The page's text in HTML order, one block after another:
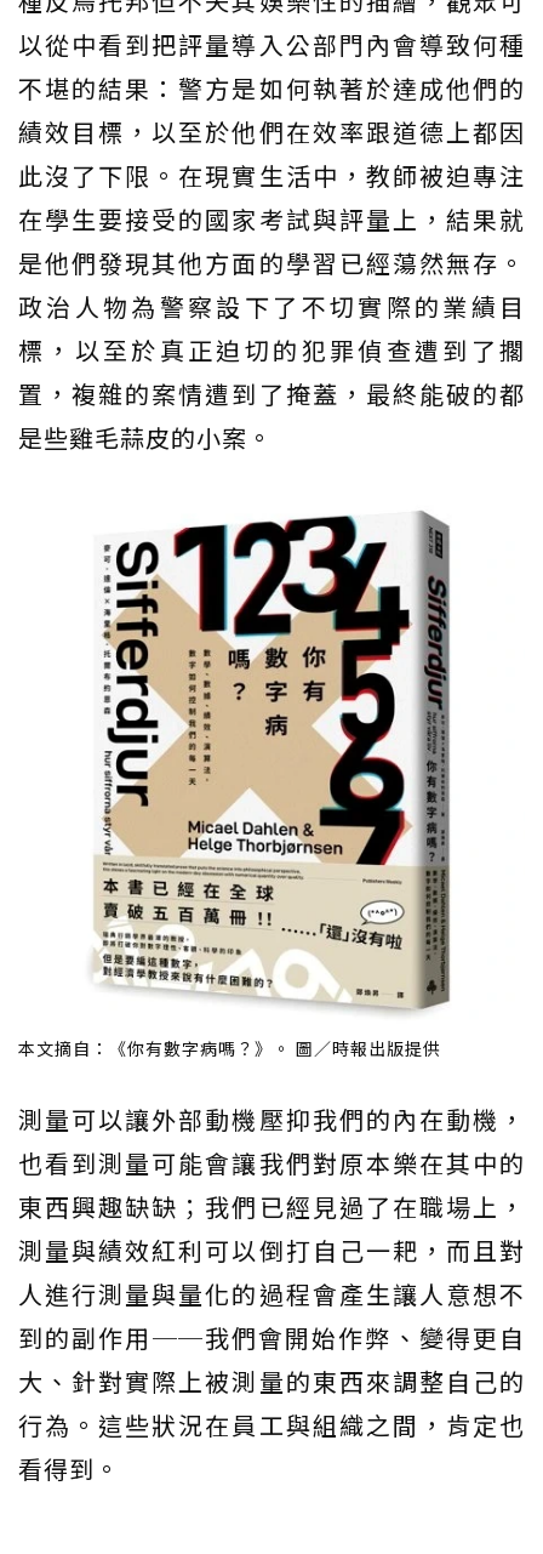
以從中看到把評量導入公部門內會導致何種
不堪的結果：警方是如何執著於達成他們的
績效目標，以至於他們在效率跟道德上都因
此沒了下限。在現實生活中，教師被迫專注
在學生要接受的國家考試與評量上，結果就
是他們發現其他方面的學習已經蕩然無存。
政治人物為警察設下了不切實際的業績目
標，以至於真正迫切的犯罪偵查遭到了擱
置，複雜的案情遭到了掩蓋，最終能破的都
是些雞毛蒜皮的小案。
本文摘自：《你有數字病嗎？》。 圖／時報出版提供
測量可以讓外部動機壓抑我們的內在動機，
也看到測量可能會讓我們對原本樂在其中的
東西興趣缺缺；我們已經見過了在職場上，
測量與績效紅利可以倒打自己一耙，而且對
人進行測量與量化的過程會產生讓人意想不
到的副作用──我們會開始作弊、變得更自
大、針對實際上被測量的東西來調整自己的
行為。這些狀況在員工與組織之間，肯定也
看得到。